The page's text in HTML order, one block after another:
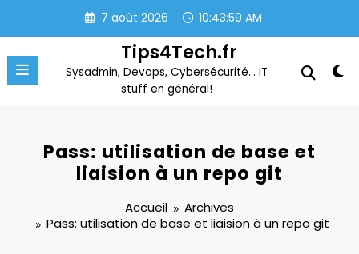
contenu
7 août 2026 10:44:00 AM
Tips4Tech.fr
Sysadmin, Devops, Cybersécurité… IT
stuff en général!
Pass: utilisation de base et
liaision à un repo git
Accueil
Archives
Pass: utilisation de base et liaision à un repo git